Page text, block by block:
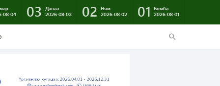
08-04
03
Даваа
2026-08-03
02
Ням
2026-08-02
01
Бямба
2026-08-01